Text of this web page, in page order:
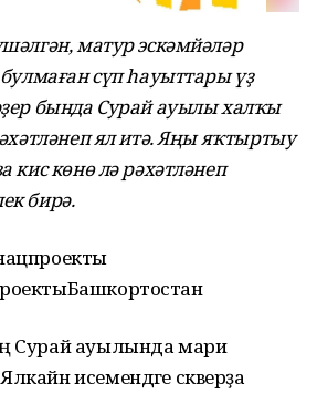
матур эскәмйәләр
сүп һауыттары үҙ
бында Сурай ауылы халҡы
ял итә. Яңы яҡтыртыу
кис көнө лә рәхәтләнеп
бирә.
Сурай ауылында мари
исемендәге скверҙа